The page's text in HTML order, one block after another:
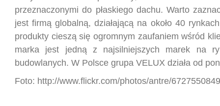
przeznaczonymi do płaskiego dachu. Warto
jest firmą globalną, działającą na około 40
produkty cieszą się ogromnym zaufaniem wśród
marka jest jedną z najsilniejszych marek na
budowlanych. W Polsce grupa VELUX działa od
Foto: http://www.flickr.com/photos/antre/